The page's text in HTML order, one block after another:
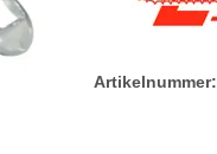
Artikelnummer: